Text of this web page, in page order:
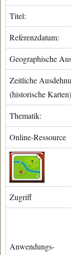
Titel:
Referenzdatum:
Geographische
Zeitliche
(historische
Thematik:
Online-Ressource
Zugriff
Anwendungs-